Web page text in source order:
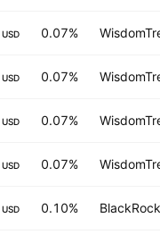
USD 0.07%
USD 0.07%
USD 0.07%
USD 0.07%
USD 0.10%